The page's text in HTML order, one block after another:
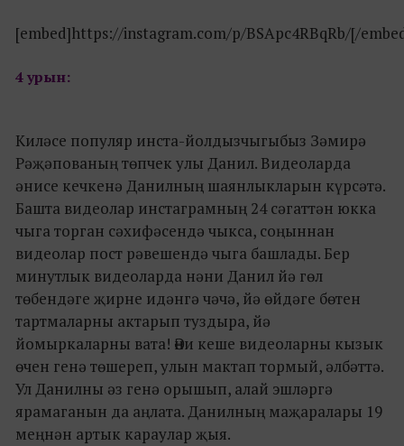
[embed]https://instagram.com/p/BSApc4RBqRb/[/
4 урын:
Киләсе популяр инста-йолдызчыгыбыз Зәмирә
Рәҗәпованың төпчек улы Данил. Видеоларда
әнисе кечкенә Данилның шаянлыкларын күрсәтә.
Башта видеолар инстаграмның 24 сәгаттән юкка
чыга торган сәхифәсендә чыкса, соңыннан
видеолар пост рәвешендә чыга башлады. Бер
минутлык видеоларда нәни Данил йә гөл
төбендәге җирне идәнгә чәчә, йә өйдәге бөтен
тартмаларны актарып туздыра, йә
йомыркаларны вата! Әни кеше видеоларны кызык
өчен генә төшереп, улын мактап тормый, әлбәттә.
Ул Данилны әз генә орышып, алай эшләргә
ярамаганын да аңлата. Данилның маҗаралары 19
меңнән артык караулар җыя.